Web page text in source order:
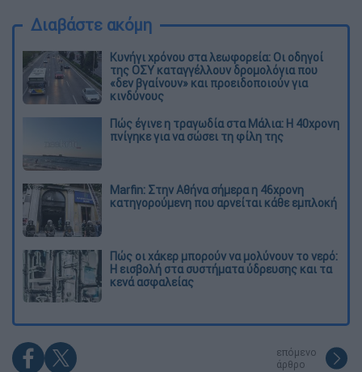
Διαβάστε ακόμη
Κυνήγι χρόνου στα λεωφορεία: Οι οδηγοί
της ΟΣΥ καταγγέλλουν δρομολόγια που
«δεν βγαίνουν» και προειδοποιούν για
κινδύνους
Πώς έγινε η τραγωδία στα Μάλια: Η 40χρονη
πνίγηκε για να σώσει τη φίλη της
Marfin: Στην Αθήνα σήμερα η 46χρονη
κατηγορούμενη που αρνείται κάθε εμπλοκή
Πώς οι χάκερ μπορούν να μολύνουν το νερό:
Η εισβολή στα συστήματα ύδρευσης και τα
κενά ασφαλείας
επόμενο
άρθρο